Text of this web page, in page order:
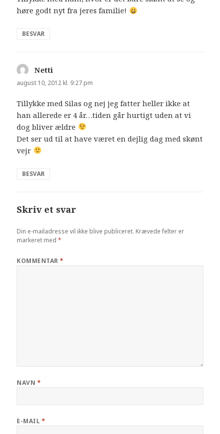
høre godt nyt fra jeres familie!
BESVAR
Netti
august 10, 2012 kl. 9:27 pm
Tillykke med Silas og nej jeg fatter heller ikke at
han allerede er 4 år…tiden går hurtigt uden at vi
dog bliver ældre
Det ser ud til at have været en dejlig dag med skønt
vejr
BESVAR
Skriv et svar
Din e-mailadresse vil ikke blive publiceret. Krævede felter er
markeret med*
KOMMENTAR*
NAVN *
E-MAIL *